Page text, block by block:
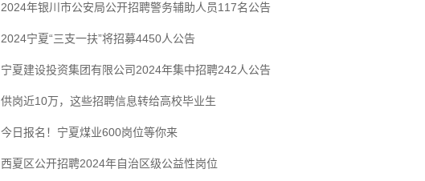
2024年银川市公安局公开招聘警务辅助人员117名公告
2024宁夏“三支一扶”将招募4450人公告
宁夏建设投资集团有限公司2024年集中招聘242人公告
供岗近10万，这些招聘信息转给高校毕业生
今日报名！宁夏煤业600岗位等你来
西夏区公开招聘2024年自治区级公益性岗位